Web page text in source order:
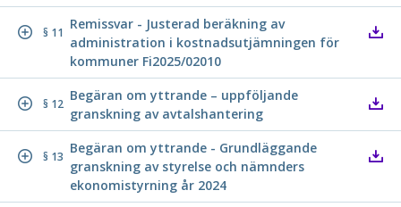
§ 11
Remissvar - Justerad beräkning av
administration i kostnadsutjämningen för
kommuner Fi2025/02010
§ 12
Begäran om yttrande – uppföljande
granskning av avtalshantering
§ 13
Begäran om yttrande - Grundläggande
granskning av styrelse och nämnders
ekonomistyrning år 2024